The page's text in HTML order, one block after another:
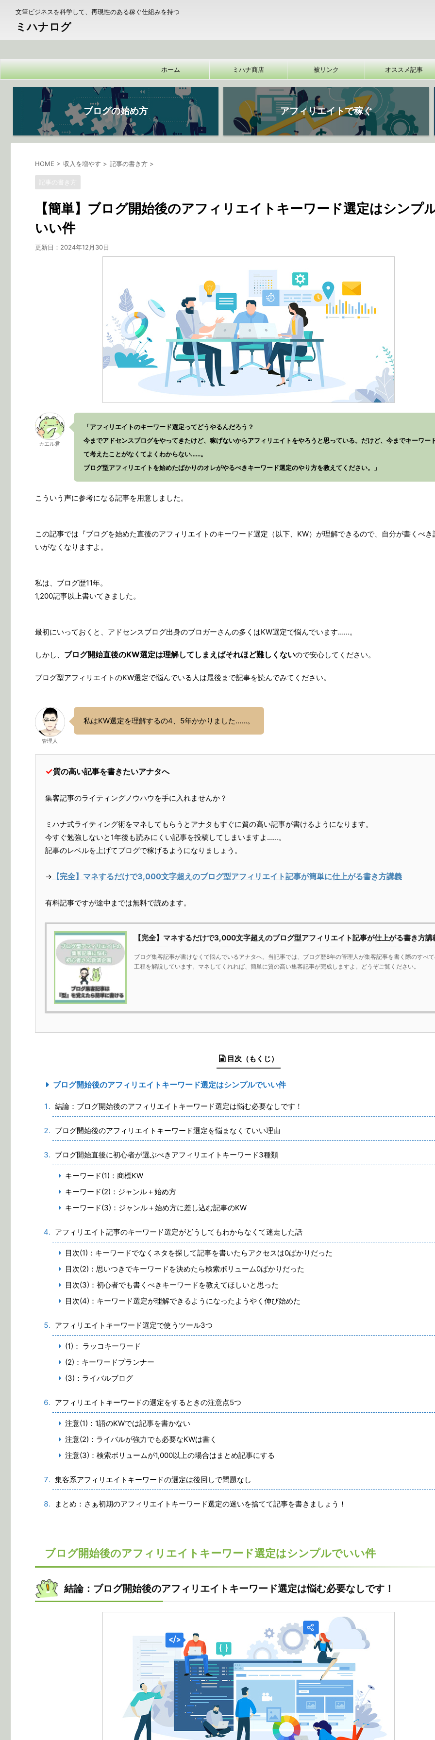
文筆ビジネスを科学して、再現性のある稼ぐ仕組みを持つ
ミハナログ
ホーム ミハナ商店 被リンク オススメ記事
ブログの始め方 アフィリエイトで稼ぐ
HOME > 収入を増やす > 記事の書き方 >
記事の書き方
【簡単】ブログ開始後のアフィリエイトキーワード選定はシンプ
いい件
更新日： 2024年12月30日
カエル君
「アフィリエイトのキーワード選定ってどうやるんだろう？
今までアドセンスブログをやってきたけど、稼げないからアフィリエイトをやろうと思っている。だけど、今までキーワー
て考えたことがなくてよくわからない……。
ブログ型アフィリエイトを始めたばかりのオレがやるべきキーワード選定のやり方を教えてください。」
こういう声に参考になる記事を用意しました。
この記事では『ブログを始めた直後のアフィリエイトのキーワード選定（以下、KW）が理解できるので、自分が書くべき
いがなくなりますよ。
私は、ブログ歴11年。
1,200記事以上書いてきました。
最初にいっておくと、アドセンスブログ出身のブロガーさんの多くはKW選定で悩んでいます……。
しかし、 ブログ開始直後のKW選定は理解してしまえばそれほど難しくないので安心してください。
ブログ型アフィリエイトのKW選定で悩んでいる人は最後まで記事を読んでみてください。
管理人
私はKW選定を理解するの4、5年かかりました……。
✓質の高い記事を書きたいアナタへ
集客記事のライティングノウハウを手に入れませんか？
ミハナ式ライティング術をマネしてもらうとアナタもすぐに質の高い記事が書けるようになります。
今すぐ勉強しないと1年後も読みにくい記事を投稿してしまいますよ……。
記事のレベルを上げてブログで稼げるようになりましょう。
→ 【完全】マネするだけで3,000文字超えのブログ型アフィリエイト記事が簡単に仕上がる書き方講義
有料記事ですが途中までは無料で読めます。
【完全】マネするだけで3,000文字超えのブログ型アフィリエイト記事が仕上がる書き方講
ブログ集客記事が書けなくて悩んでいるアナタへ。当記事では、ブログ歴8年の管理人が集客記事を書く際のすべ
工程を解説しています。マネしてくれれば、簡単に質の高い集客記事が完成しますよ。どうぞご覧ください。
目次（もくじ）
ブログ開始後のアフィリエイトキーワード選定はシンプルでいい件
結論：ブログ開始後のアフィリエイトキーワード選定は悩む必要なしです！
ブログ開始後のアフィリエイトキーワード選定を悩まなくていい理由
ブログ開始直後に初心者が選ぶべきアフィリエイトキーワード3種類
キーワード(1)：商標KW
キーワード(2)：ジャンル＋始め方
キーワード(3)：ジャンル＋始め方に差し込む記事のKW
アフィリエイト記事のキーワード選定がどうしてもわからなくて迷走した話
目次(1)：キーワードでなくネタを探して記事を書いたらアクセスは0ばかりだった
目次(2)：思いつきでキーワードを決めたら検索ボリューム0ばかりだった
目次(3)：初心者でも書くべきキーワードを教えてほしいと思った
目次(4)：キーワード選定が理解できるようになったようやく伸び始めた
アフィリエイトキーワード選定で使うツール3つ
(1)： ラッコキーワード
(2)：キーワードプランナー
(3)：ライバルブログ
アフィリエイトキーワードの選定をするときの注意点5つ
注意(1)：1語のKWでは記事を書かない
注意(2)：ライバルが強力でも必要なKWは書く
注意(3)：検索ボリュームが1,000以上の場合はまとめ記事にする
集客系アフィリエイトキーワードの選定は後回しで問題なし
まとめ：さぁ初期のアフィリエイトキーワード選定の迷いを捨てて記事を書きましょう！
ブログ開始後のアフィリエイトキーワード選定はシンプルでいい件
結論：ブログ開始後のアフィリエイトキーワード選定は悩む必要なしです！